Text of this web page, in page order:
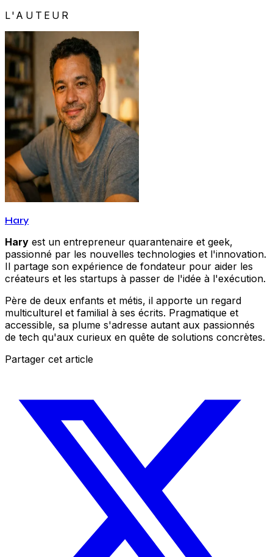
L'AUTEUR
Hary
Hary est un entrepreneur quarantenaire et geek,
passionné par les nouvelles technologies et l'innovation.
Il partage son expérience de fondateur pour aider les
créateurs et les startups à passer de l'idée à l'exécution.
Père de deux enfants et métis, il apporte un regard
multiculturel et familial à ses écrits. Pragmatique et
accessible, sa plume s'adresse autant aux passionnés
de tech qu'aux curieux en quête de solutions concrètes.
Partager cet article